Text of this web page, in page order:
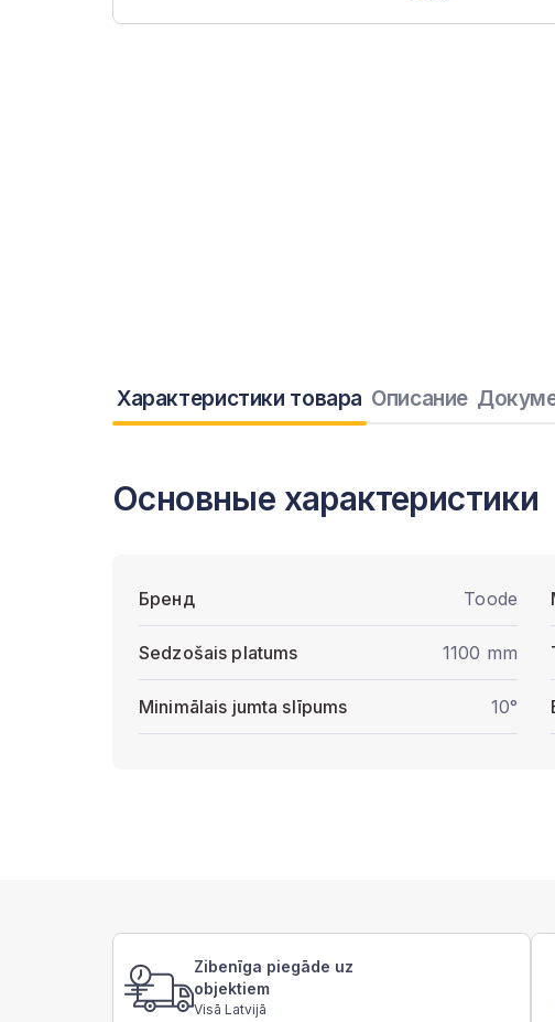
Характеристики товара Описание
Основные характеристики
Бренд Toode
Sedzošais platums 1100 mm
Minimālais jumta slīpums 10°
Zibenīga piegāde uz
objektiem
Visā Latvijā